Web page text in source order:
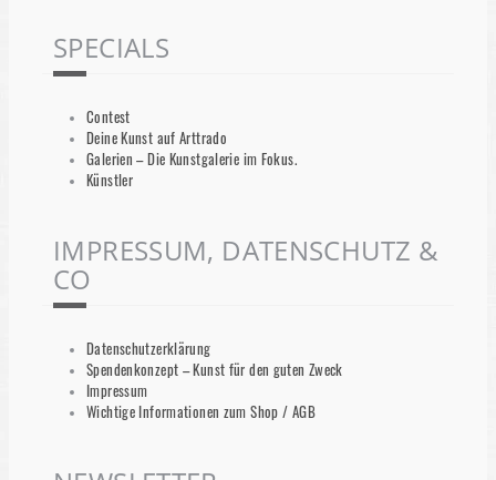
SPECIALS
Contest
Deine Kunst auf Arttrado
Galerien – Die Kunstgalerie im Fokus.
Künstler
IMPRESSUM, DATENSCHUTZ &
CO
Datenschutzerklärung
Spendenkonzept – Kunst für den guten Zweck
Impressum
Wichtige Informationen zum Shop / AGB